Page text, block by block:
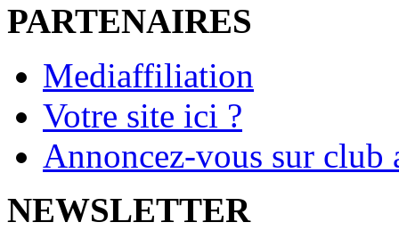
PARTENAIRES
Mediaffiliation
Votre site ici ?
Annoncez-vous sur
NEWSLETTER